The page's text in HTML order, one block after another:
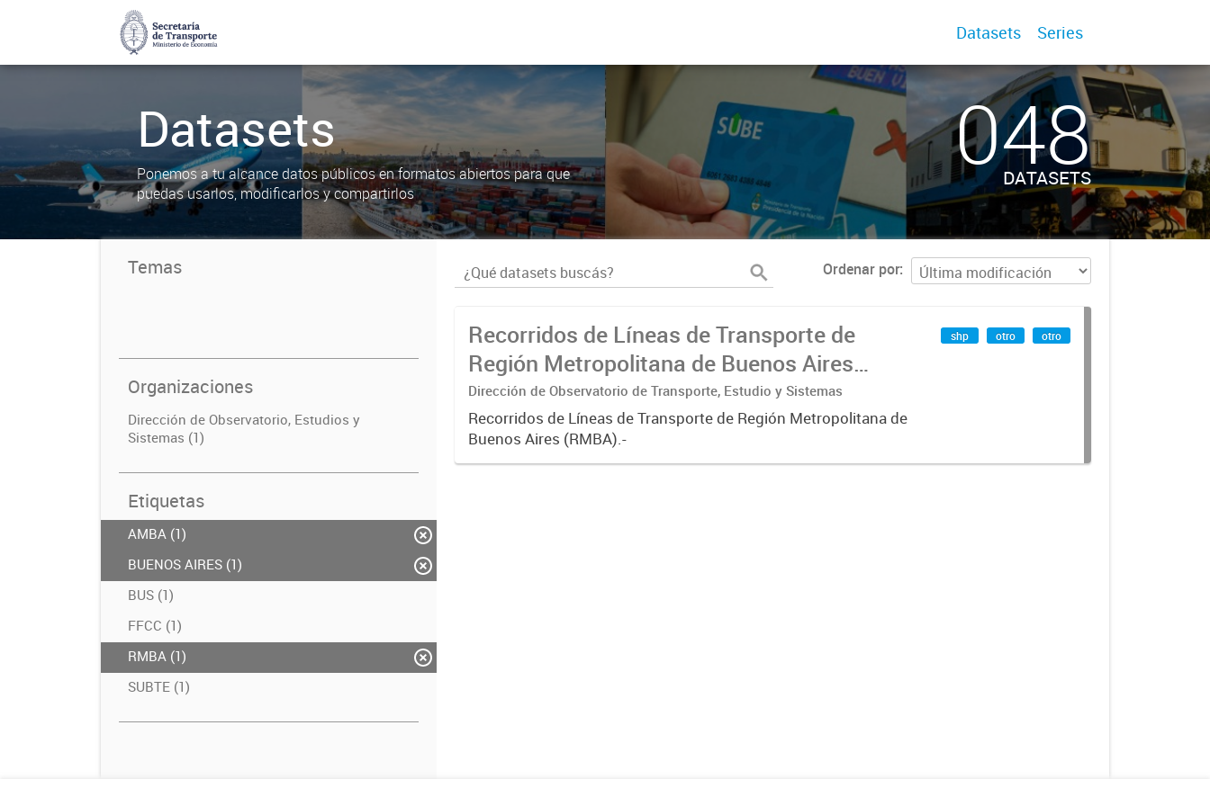
Datasets Series
Datasets
Ponemos a tu alcance datos públicos en formatos abiertos para que
puedas usarlos, modificarlos y compartirlos
048
DATASETS
Temas
Organizaciones
Dirección de Observatorio, Estudios y
Sistemas (1)
Etiquetas
AMBA (1)
BUENOS AIRES (1)
BUS (1)
FFCC (1)
RMBA (1)
SUBTE (1)
Ordenar por
Recorridos de Líneas de Transporte de
Región Metropolitana de Buenos Aires
(RMBA)
Dirección de Observatorio de Transporte, Estudio y Sistemas
Recorridos de Líneas de Transporte de Región Metropolitana de
Buenos Aires (RMBA).-
shp otro otro